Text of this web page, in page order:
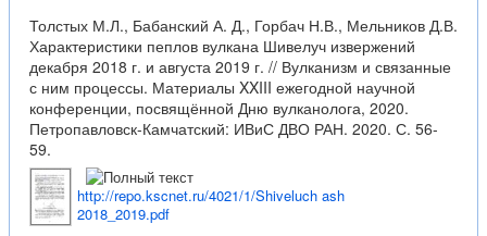
Толстых М.Л., Бабанский А. Д., Горбач Н.В., Мельников Д.В.
Характеристики пеплов вулкана Шивелуч извержений
декабря 2018 г. и августа 2019 г. // Вулканизм и связанные
с ним процессы. Материалы XXIII ежегодной научной
конференции, посвящённой Дню вулканолога, 2020.
Петропавловск-Камчатский: ИВиС ДВО РАН. 2020. С. 56-
59.
http://repo.kscnet.ru/4021/1/Shiveluch ash
2018_2019.pdf